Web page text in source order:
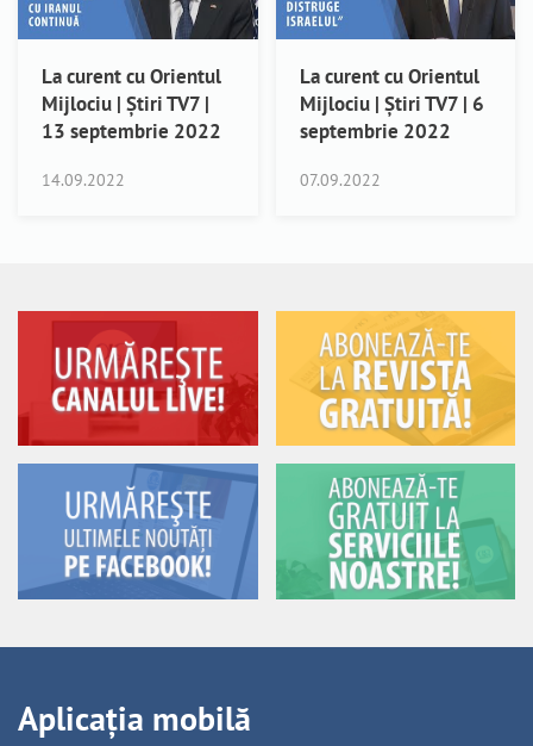
La curent cu Orientul
Mijlociu | Știri TV7 |
13 septembrie 2022
14.09.2022
La curent cu Orientul
Mijlociu | Știri TV7 | 6
septembrie 2022
07.09.2022
Aplicația mobilă